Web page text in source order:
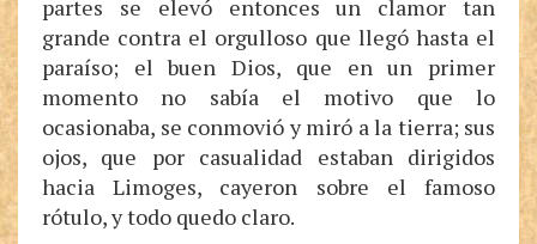
partes se elevó entonces un clamor tan
grande contra el orgulloso que llegó hasta el
paraíso; el buen Dios, que en un primer
momento no sabía el motivo que lo
ocasionaba, se conmovió y miró a la tierra; sus
ojos, que por casualidad estaban dirigidos
hacia Limoges, cayeron sobre el famoso
rótulo, y todo quedo claro.